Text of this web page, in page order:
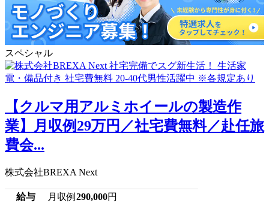
スペシャル
【クルマ用アルミホイールの製造作
業】月収例29万円／社宅費無料／赴任旅
費会...
株式会社BREXA Next
給与 月収例 290,000円